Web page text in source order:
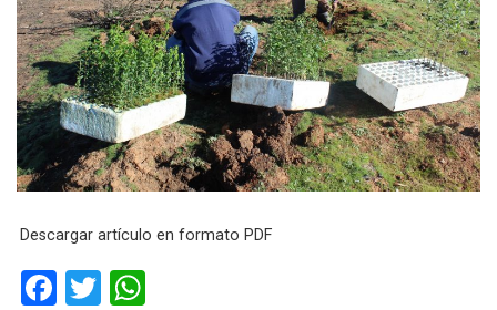
Descargar artículo en formato PDF
F
T